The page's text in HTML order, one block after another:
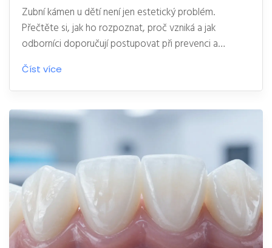
Zubní kámen u dětí není jen estetický problém.
Přečtěte si, jak ho rozpoznat, proč vzniká a jak
odborníci doporučují postupovat při prevenci a
odstraňování.
Číst více